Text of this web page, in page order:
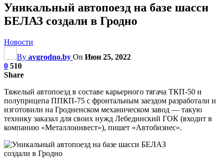
Уникальный автопоезд на базе шасси
БЕЛАЗ создали в Гродно
Новости
By avgrodno.by On Июн 25, 2022
0 510
Share
Тяжелый автопоезд в составе карьерного тягача ТКП-50 и
полуприцепа ППКП-75 с фронтальным заездом разработали и
изготовили на Гродненском механическом завод — такую
технику заказал для своих нужд Лебединский ГОК (входит в
компанию «Металлоинвест»), пишет «Автобизнес».